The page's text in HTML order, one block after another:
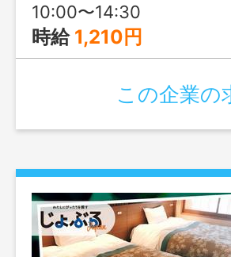
10:00〜14:30
時給 1,210円
この企業の